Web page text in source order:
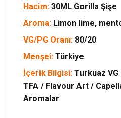
Hacim: 30ML Gorilla Şişe
Aroma: Limon lime,
VG/PG Oranı: 80/20
Menşei: Türkiye
İçerik Bilgisi: Turkuaz
TFA / Flavour Art /
Aromalar